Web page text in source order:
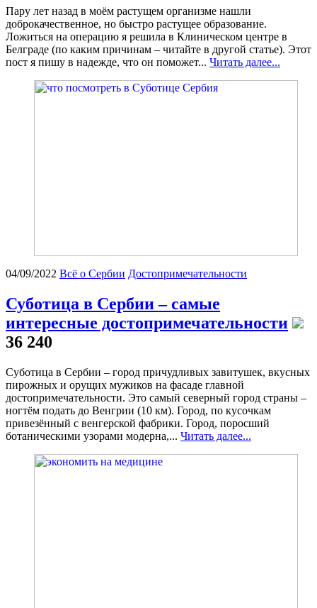
Пару лет назад в моём растущем организме нашли
доброкачественное, но быстро растущее образование.
Ложиться на операцию я решила в Клиническом центре в
Белграде (по каким причинам – читайте в другой статье). Этот
пост я пишу в надежде, что он поможет... Читать далее...
04/09/2022 Всё о Сербии Достопримечательности
Суботица в Сербии – самые
интересные достопримечательности
36 240
Суботица в Сербии – город причудливых завитушек, вкусных
пирожных и орущих мужиков на фасаде главной
достопримечательности. Это самый северный город страны –
ногтём подать до Венгрии (10 км). Город, по кусочкам
привезённый с венгерской фабрики. Город, поросший
ботаническими узорами модерна,... Читать далее...